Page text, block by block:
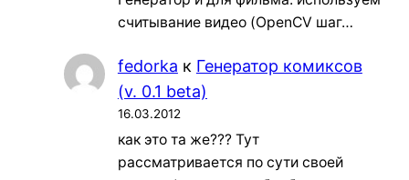
считывание видео (OpenCV шаг…
fedorka к Генератор комиксов
(v. 0.1 beta)
16.03.2012
как это та же??? Тут
рассматривается по сути своей